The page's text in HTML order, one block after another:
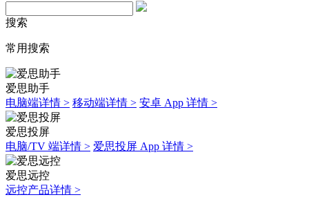
搜索
常用搜索
爱思助手
电脑端详情 > 移动端详情 > 安卓 App 详情 >
爱思投屏
电脑/TV 端详情 > 爱思投屏 App 详情 >
爱思远控
远控产品详情 >